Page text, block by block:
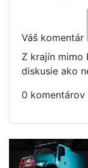
Váš komentár
Z krajín mimo
diskusie ako
0 komentárov